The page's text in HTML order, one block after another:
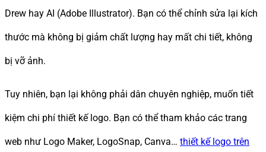
Drew hay AI (Adobe Illustrator). Bạn có thể chỉnh sửa lại kích
thước mà không bị giảm chất lượng hay mất chi tiết, không
bị vỡ ảnh.
Tuy nhiên, bạn lại không phải dân chuyên nghiệp, muốn tiết
kiệm chi phí thiết kế logo. Bạn có thể tham khảo các trang
web như Logo Maker, LogoSnap, Canva… thiết kế logo trên